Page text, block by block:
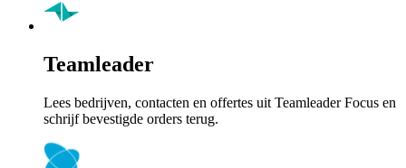
Teamleader
Lees bedrijven, contacten en offertes uit Teamleader Focus en
schrijf bevestigde orders terug.